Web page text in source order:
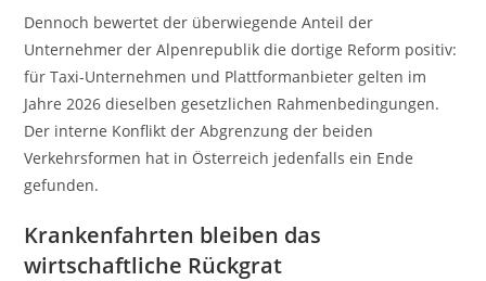
Dennoch bewertet der überwiegende Anteil der
Unternehmer der Alpenrepublik die dortige Reform positiv:
für Taxi-Unternehmen und Plattformanbieter gelten im
Jahre 2026 dieselben gesetzlichen Rahmenbedingungen.
Der interne Konflikt der Abgrenzung der beiden
Verkehrsformen hat in Österreich jedenfalls ein Ende
gefunden.
Krankenfahrten bleiben das
wirtschaftliche Rückgrat